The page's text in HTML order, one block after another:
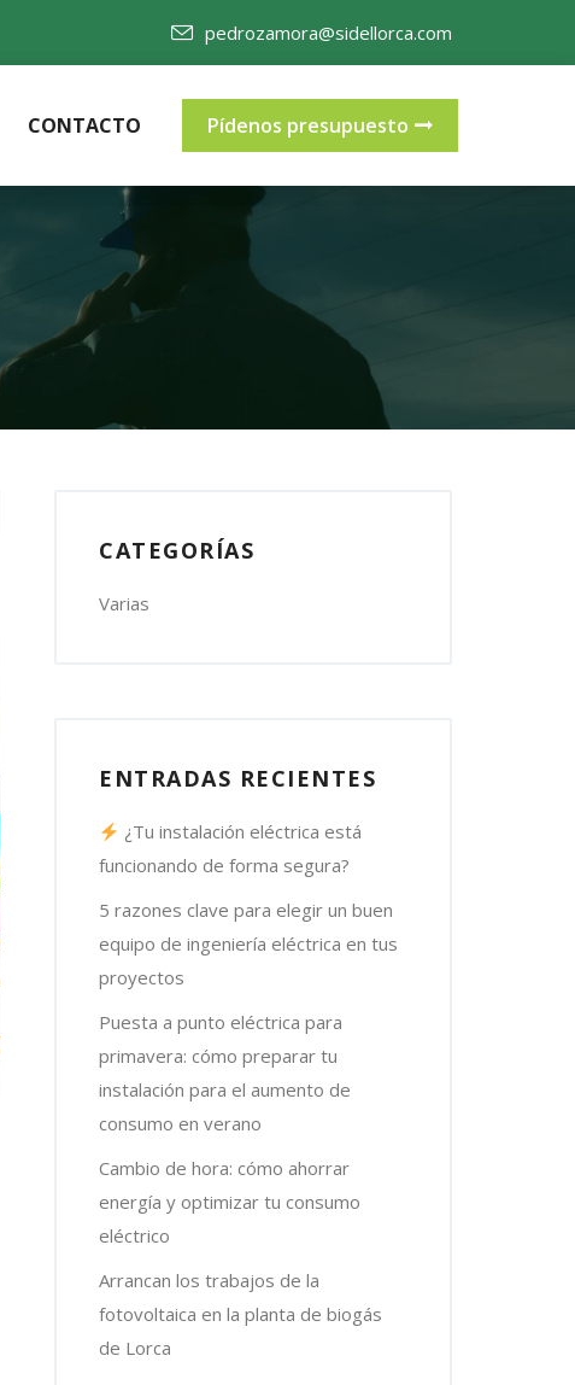
pedrozamora@sidellorca.com
CONTACTO Pídenos presupuesto
CATEGORÍAS
Varias
ENTRADAS RECIENTES
¿Tu instalación eléctrica está
funcionando de forma segura?
5 razones clave para elegir un buen
equipo de ingeniería eléctrica en tus
proyectos
Puesta a punto eléctrica para
primavera: cómo preparar tu
instalación para el aumento de
consumo en verano
Cambio de hora: cómo ahorrar
energía y optimizar tu consumo
eléctrico
Arrancan los trabajos de la
fotovoltaica en la planta de biogás
de Lorca